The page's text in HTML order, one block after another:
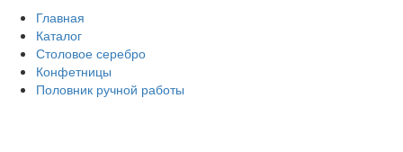
Главная
Каталог
Столовое серебро
Конфетницы
Половник ручной работы